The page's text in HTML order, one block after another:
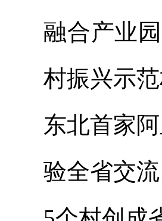
融合产业
村振兴示
东北首家
验全省交